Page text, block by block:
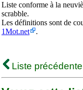
Liste conforme à la
scrabble.
Les définitions sont de
1Mot.net
.
Liste précédente